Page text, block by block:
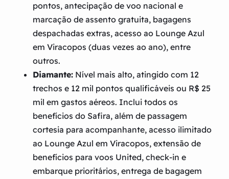
pontos, antecipação de voo nacional e
marcação de assento gratuita, bagagens
despachadas extras, acesso ao Lounge Azul
em Viracopos (duas vezes ao ano), entre
outros.
Diamante: Nível mais alto, atingido com 12
trechos e 12 mil pontos qualificáveis ou R$ 25
mil em gastos aéreos. Inclui todos os
benefícios do Safira, além de passagem
cortesia para acompanhante, acesso ilimitado
ao Lounge Azul em Viracopos, extensão de
benefícios para voos United, check-in e
embarque prioritários, entrega de bagagem